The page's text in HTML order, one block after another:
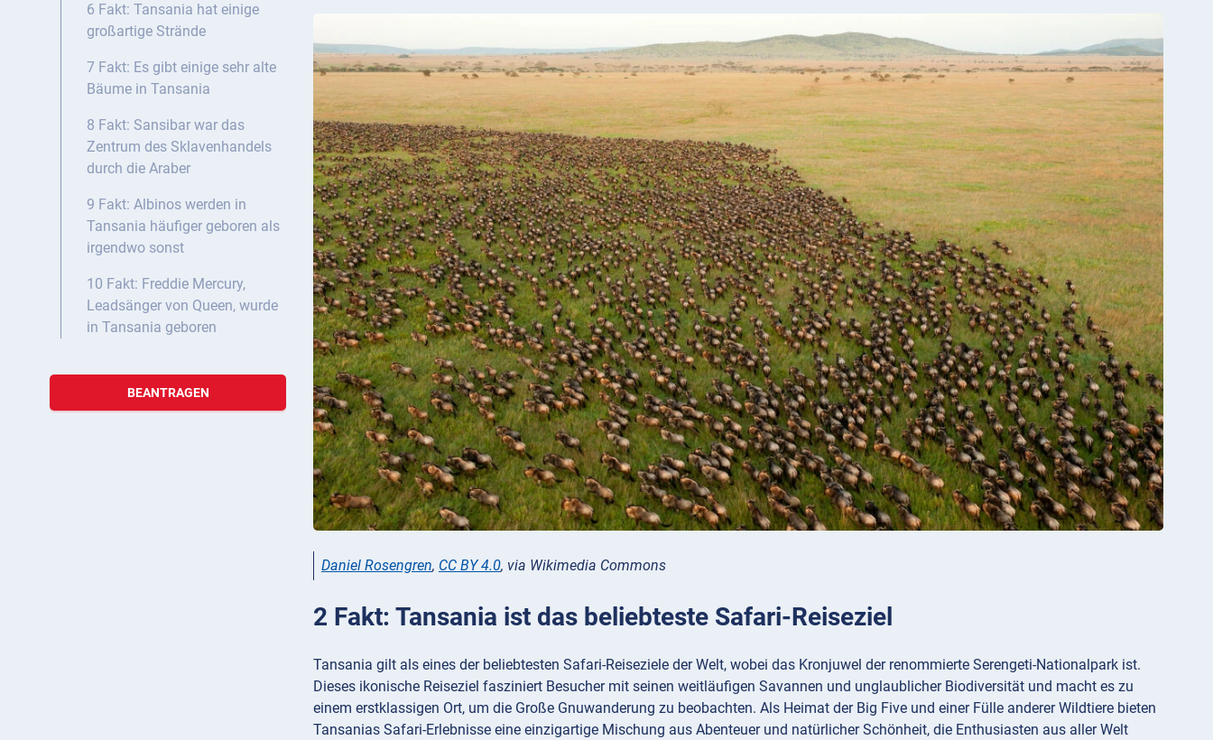
6 Fakt: Tansania hat einige
großartige Strände
7 Fakt: Es gibt einige sehr alte
Bäume in Tansania
8 Fakt: Sansibar war das
Zentrum des Sklavenhandels
durch die Araber
9 Fakt: Albinos werden in
Tansania häufiger geboren als
irgendwo sonst
10 Fakt: Freddie Mercury,
Leadsänger von Queen, wurde
in Tansania geboren
BEANTRAGEN
Daniel Rosengren, CC BY 4.0, via Wikimedia Commons
2 Fakt: Tansania ist das beliebteste Safari-Reiseziel
Tansania gilt als eines der beliebtesten Safari-Reiseziele der Welt, wobei das Kronjuwel der renommierte Serengeti-Nationalpark ist.
Dieses ikonische Reiseziel fasziniert Besucher mit seinen weitläufigen Savannen und unglaublicher Biodiversität und macht es zu
einem erstklassigen Ort, um die Große Gnuwanderung zu beobachten. Als Heimat der Big Five und einer Fülle anderer Wildtiere bieten
Tansanias Safari-Erlebnisse eine einzigartige Mischung aus Abenteuer und natürlicher Schönheit, die Enthusiasten aus aller Welt